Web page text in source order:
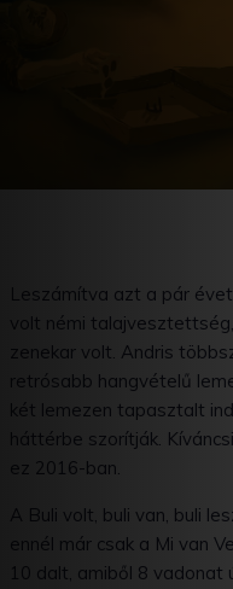
Leszámítva azt a pár
volt némi
zenekar volt. Andris
retrósabb hangvételű
két lemezen tapasztalt
háttérbe szorítják.
ez 2016-ban.
A Buli volt, buli van, buli
ennél már csak a Mi van
10 dalt, amiből 8 vadonat